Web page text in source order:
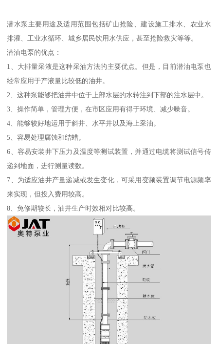
潜水泵主要用途及适用范围包括矿山抢险、建设施工排水、农业水
排灌、工业水循环、城乡居民饮用水供应，甚至抢险救灾等等。
潜油电泵的优点：
1、大排量采液是这种采油方法的主要优点。但是，目前潜油电泵也
经常应用于产液量比较低的油井。
2、这种泵能够把油井中位于上部水层的水转注到下部的注水层中。
3、操作简单，管理方便，在市区应用有得于环境、减少噪音。
4、能够较好地运用于斜井、水平井以及海上采油。
5、容易处理腐蚀和结蜡。
6、容易安装井下压力及温度等测试装置，并通过电缆将测试信号传
递到地面，进行测量读数。
7、为适应油井产量递减或发生变化，可采用变频装置调节电源频率
来实现，但投入费用较高。
8、免修期较长，油井生产时效相对比较高。